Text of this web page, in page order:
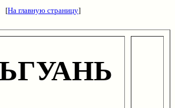
[На главную страницу]